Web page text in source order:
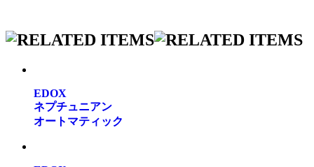
EDOX
ネプチュニアン
オートマティック